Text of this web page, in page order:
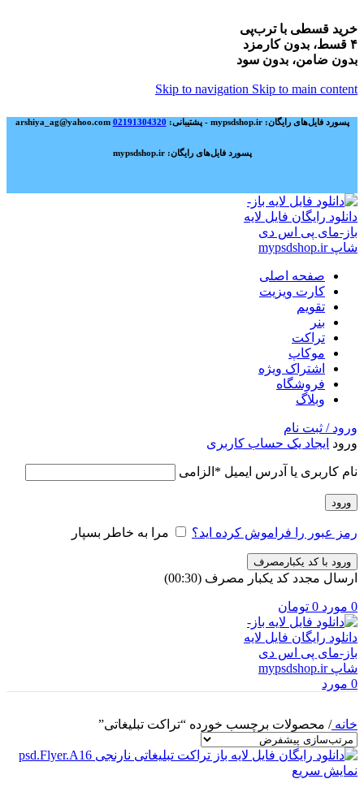
خرید قسطی با ترب‌پی
۴ قسط، بدون کارمزد
بدون ضامن، بدون سود
Skip to navigation Skip to main content
پسورد فایل‌های رایگان: mypsdshop.ir - پشتیبانی: arshiya_ag@yahoo.com 02191304320
پسورد فایل‌های رایگان: mypsdshop.ir
صفحه اصلی
کارت ویزیت
تقویم
بنر
تراکت
موکاپ
اشتراک ویژه
فروشگاه
وبلاگ
ورود / ثبت نام
ورود ایجاد یک حساب کاربری
نام کاربری یا آدرس ایمیل * الزامی
ورود
رمز عبور را فراموش کرده اید؟ مرا به خاطر بسپار
ورود با کد یکبارمصرف
ارسال مجدد کد یکبار مصرف (00:
30
)
0 مورد 0 تومان
0 مورد
خانه/ محصولات برچسب خورده “تراکت تبلیغاتی”
نمایش سریع